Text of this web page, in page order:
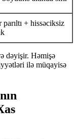
parıltı + hissəciksiz
dəyişir. Həmişə
ilə müqayisə